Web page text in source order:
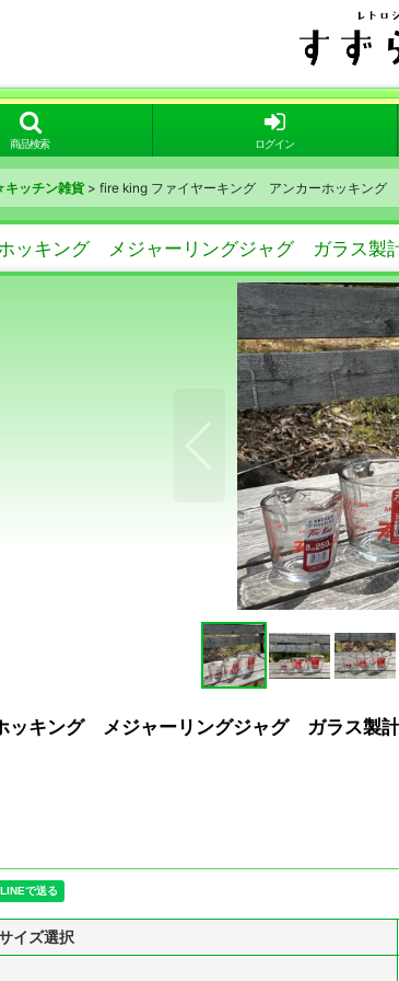
商品検索 ログイン
ッチン雑貨 > fire king ファイヤーキング アンカーホッキン
ッキング メジャーリングジャグ ガラス
ッキング メジャーリングジャグ ガラス
イズ選択